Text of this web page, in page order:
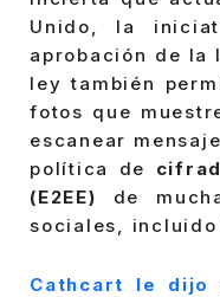
Unido, la
aprobación de la
ley también
fotos que
escanear
política de
(E2EE) de
sociales, incluido
Cathcart le dijo